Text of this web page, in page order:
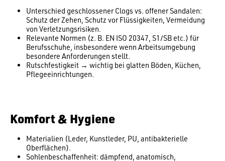
Unterschied geschlossener Clogs vs. offener Sandalen:
Schutz der Zehen, Schutz vor Flüssigkeiten, Vermeidung
von Verletzungsrisiken.
Relevante Normen (z. B. EN ISO 20347, S1/SB etc.) für
Berufs­schuhe, insbesondere wenn Arbeitsumgebung
besondere Anforderungen stellt.
Rutschfestigkeit → wichtig bei glatten Böden, Küchen,
Pflegeeinrichtungen.
Komfort & Hygiene
Materialien (Leder, Kunstleder, PU, antibakterielle
Oberflächen).
Sohlenbeschaffenheit: dämpfend, anatomisch,